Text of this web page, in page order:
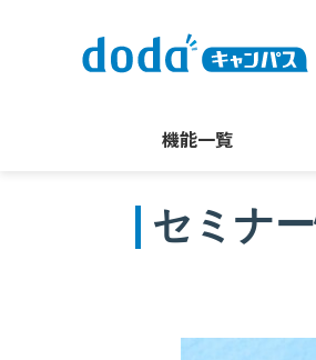
機能一覧
セミナ